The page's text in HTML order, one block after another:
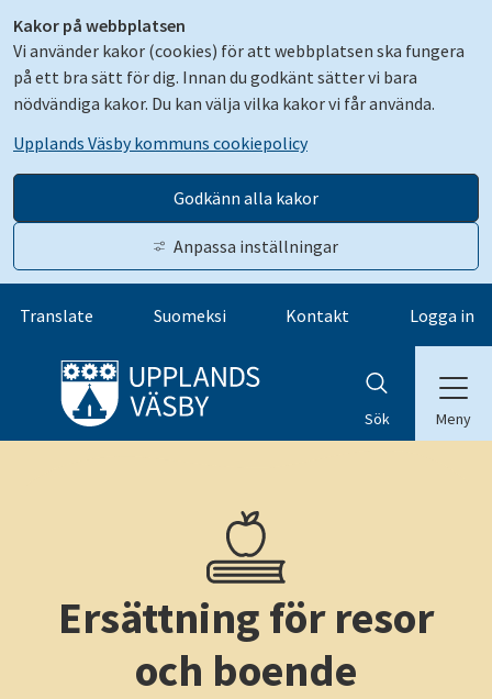
Kakor på webbplatsen
Vi använder kakor (cookies) för att webbplatsen ska fungera
på ett bra sätt för dig. Innan du godkänt sätter vi bara
nödvändiga kakor. Du kan välja vilka kakor vi får använda.
Upplands Väsby kommuns cookiepolicy
Godkänn alla kakor
Anpassa inställningar
Gå till innehåll
Translate Suomeksi Kontakt Logga in
Sök Meny
Ersättning för resor
och boende